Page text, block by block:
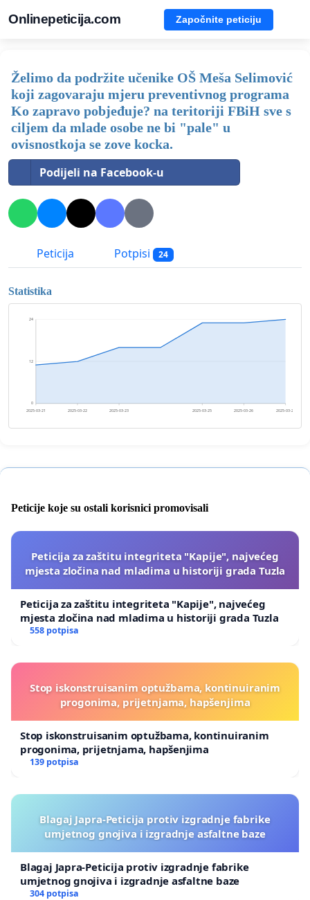
Onlinepeticija.com Započnite peticiju
Želimo da podržite učenike OŠ Meša Selimović
koji zagovaraju mjeru preventivnog programa
Ko zapravo pobjeđuje? na teritoriji FBiH sve s
ciljem da mlade osobe ne bi "pale" u
ovisnostkoja se zove kocka.
Podijeli na Facebook-u
Peticija Potpisi 24
Statistika
0
12
24
2025-03-21 2025-03-22 2025-03-23 2025-03-25 2025-03-26 2025-03-27
Peticije koje su ostali korisnici promovisali
Peticija za zaštitu integriteta "Kapije", najvećeg
mjesta zločina nad mladima u historiji grada Tuzla
Peticija za zaštitu integriteta "Kapije", najvećeg
mjesta zločina nad mladima u historiji grada Tuzla
558 potpisa
Stop iskonstruisanim optužbama, kontinuiranim
progonima, prijetnjama, hapšenjima
Stop iskonstruisanim optužbama, kontinuiranim
progonima, prijetnjama, hapšenjima
139 potpisa
Blagaj Japra-Peticija protiv izgradnje fabrike
umjetnog gnojiva i izgradnje asfaltne baze
Blagaj Japra-Peticija protiv izgradnje fabrike
umjetnog gnojiva i izgradnje asfaltne baze
304 potpisa